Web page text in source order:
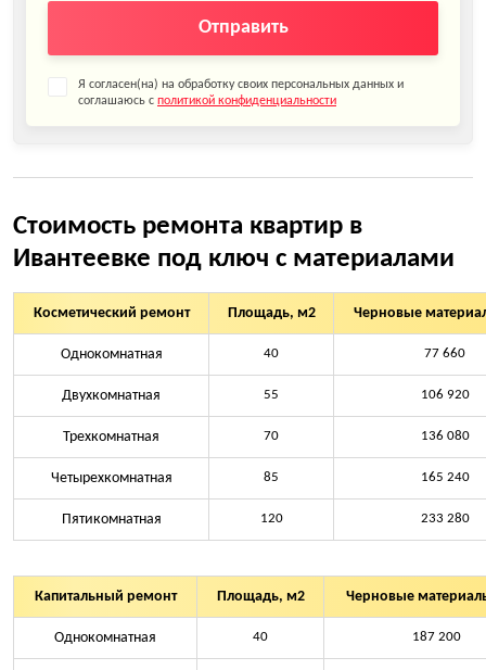
Отправить
Я согласен(на) на обработку своих персональных данных и
соглашаюсь с политикой конфиденциальности
Стоимость ремонта квартир в
Ивантеевке под ключ с материалами
Косметический ремонт Площадь, м2 Черновые
Однокомнатная 40 77 660
Двухкомнатная 55 106 920
Трехкомнатная 70 136 080
Четырехкомнатная 85 165 240
Пятикомнатная 120 233 280
Капитальный ремонт Площадь, м2 Черновые
Однокомнатная 40 187 200